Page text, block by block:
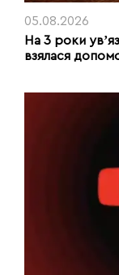
05.08.2026
На 3 роки
взялася